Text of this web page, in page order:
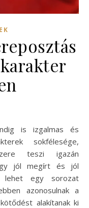
sokfélesége,
teszi igazán
jól megírt és jól
lehet egy sorozat
azonosulnak a
alakítanak ki